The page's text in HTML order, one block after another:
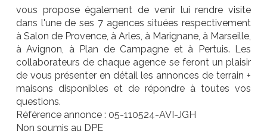
vous propose également de venir lui rendre visite
dans l'une de ses 7 agences situées respectivement
à Salon de Provence, à Arles, à Marignane, à Marseille,
à Avignon, à Plan de Campagne et à Pertuis. Les
collaborateurs de chaque agence se feront un plaisir
de vous présenter en détail les annonces de terrain +
maisons disponibles et de répondre à toutes vos
questions.
Référence annonce : 05-110524-AVI-JGH
Non soumis au DPE